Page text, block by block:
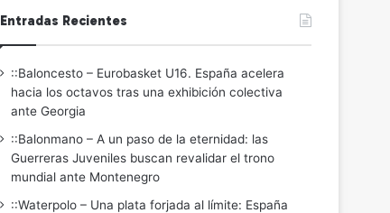
Entradas Recientes
::Baloncesto – Eurobasket U16. España acelera
hacia los octavos tras una exhibición colectiva
ante Georgia
::Balonmano – A un paso de la eternidad: las
Guerreras Juveniles buscan revalidar el trono
mundial ante Montenegro
::Waterpolo – Una plata forjada al límite: España